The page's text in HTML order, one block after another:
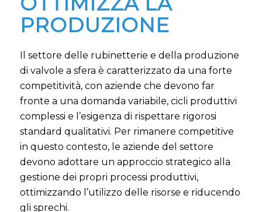
PRODUZIONE
Il settore delle rubinetterie e della produzione
di valvole a sfera è caratterizzato da una forte
competitività, con aziende che devono far
fronte a una domanda variabile, cicli produttivi
complessi e l’esigenza di rispettare rigorosi
standard qualitativi. Per rimanere competitive
in questo contesto, le aziende del settore
devono adottare un approccio strategico alla
gestione dei propri processi produttivi,
ottimizzando l’utilizzo delle risorse e riducendo
gli sprechi.